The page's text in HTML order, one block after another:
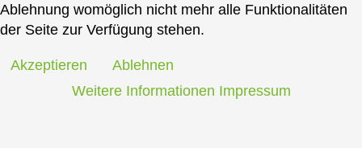
Ablehnung womöglich nicht mehr alle Funktionalitäten
der Seite zur Verfügung stehen.
Akzeptieren
Ablehnen
Weitere Informationen Impressum